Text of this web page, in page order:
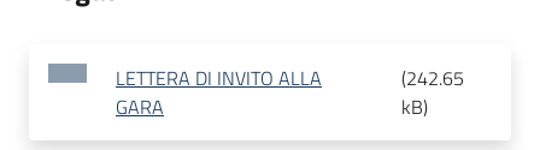
LETTERA DI INVITO ALLA
GARA
(242.65
kB)